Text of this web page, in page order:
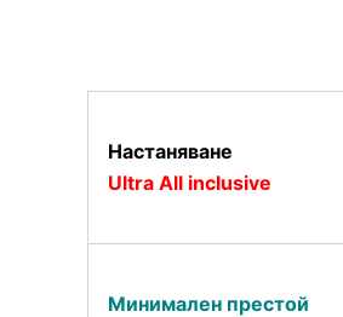
Настаняване
Ultra All inclusive
Минимален престой